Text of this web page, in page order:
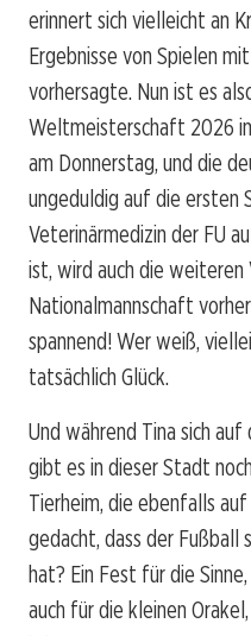
erinnert sich vielleicht an
Ergebnisse von Spielen
vorhersagte. Nun ist es
Weltmeisterschaft 2026
am Donnerstag, und die
ungeduldig auf die ersten
Veterinärmedizin der FU
ist, wird auch die weiteren
Nationalmannschaft
spannend! Wer weiß,
tatsächlich Glück.
Und während Tina sich
gibt es in dieser Stadt
Tierheim, die ebenfalls
gedacht, dass der
hat? Ein Fest für die
auch für die kleinen